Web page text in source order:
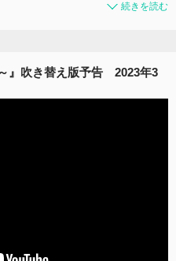
続きを読む
』吹き替え版予告 2023年3